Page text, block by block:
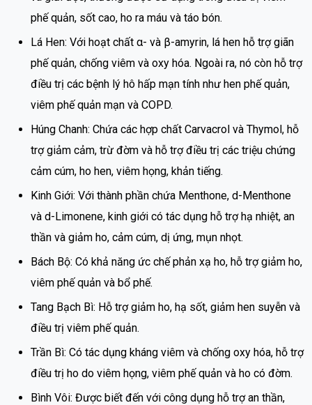
phế quản, sốt cao, ho ra máu và táo bón.
Lá Hen: Với hoạt chất α- và β-amyrin, lá hen hỗ trợ giãn
phế quản, chống viêm và oxy hóa. Ngoài ra, nó còn hỗ trợ
điều trị các bệnh lý hô hấp mạn tính như hen phế quản,
viêm phế quản mạn và COPD.
Húng Chanh: Chứa các hợp chất Carvacrol và Thymol, hỗ
trợ giảm cảm, trừ đờm và hỗ trợ điều trị các triệu chứng
cảm cúm, ho hen, viêm họng, khản tiếng.
Kinh Giới: Với thành phần chứa Menthone, d-Menthone
và d-Limonene, kinh giới có tác dụng hỗ trợ hạ nhiệt, an
thần và giảm ho, cảm cúm, dị ứng, mụn nhọt.
Bách Bộ: Có khả năng ức chế phản xạ ho, hỗ trợ giảm ho,
viêm phế quản và bổ phế.
Tang Bạch Bì: Hỗ trợ giảm ho, hạ sốt, giảm hen suyễn và
điều trị viêm phế quản.
Trần Bì: Có tác dụng kháng viêm và chống oxy hóa, hỗ trợ
điều trị ho do viêm họng, viêm phế quản và ho có đờm.
Bình Vôi: Được biết đến với công dụng hỗ trợ an thần,